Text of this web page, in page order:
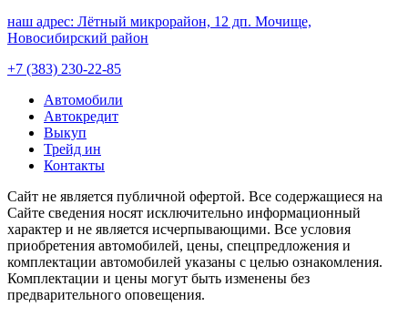
наш адрес: Лётный микрорайон, 12 дп. Мочище,
Новосибирский район
+7 (383) 230-22-85
Автомобили
Автокредит
Выкуп
Трейд ин
Контакты
Cайт не является публичной офертой. Все содержащиеся на
Сайте сведения носят исключительно информационный
характер и не является исчерпывающими. Все условия
приобретения автомобилей, цены, спецпредложения и
комплектации автомобилей указаны с целью ознакомления.
Комплектации и цены могут быть изменены без
предварительного оповещения.